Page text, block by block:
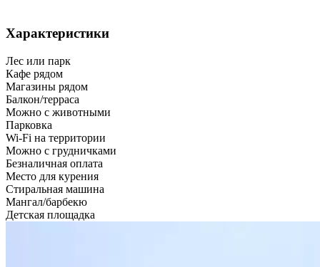
Характеристики
Лес или парк
Кафе рядом
Магазины рядом
Балкон/терраса
Можно с животными
Парковка
Wi-Fi на территории
Можно с грудничками
Безналичная оплата
Место для курения
Стиральная машина
Мангал/барбекю
Детская площадка